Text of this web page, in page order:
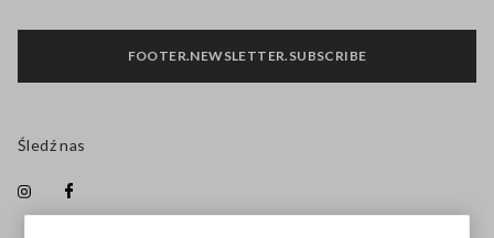
FOOTER.NEWSLETTER.SUBSCRIBE
Śledź nas